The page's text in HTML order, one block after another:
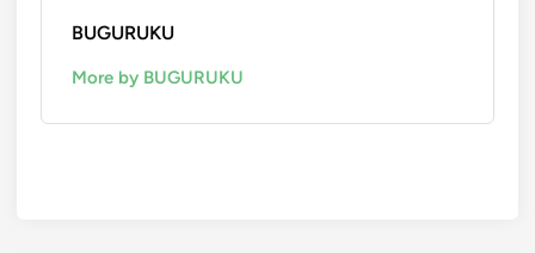
BUGURUKU
More by BUGURUKU